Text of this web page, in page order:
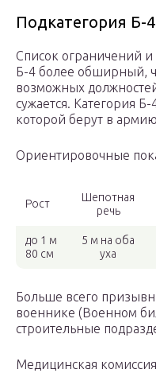
Подкатегория Б-4
Список ограничений
Б-4 более обширный,
возможных
сужается. Категория
которой берут в
Ориентировочные
Рост
Шепотная
речь
до 1 м
80 см
5 м на оба
уха
Больше всего
военнике (Военном
строительные
Медицинская